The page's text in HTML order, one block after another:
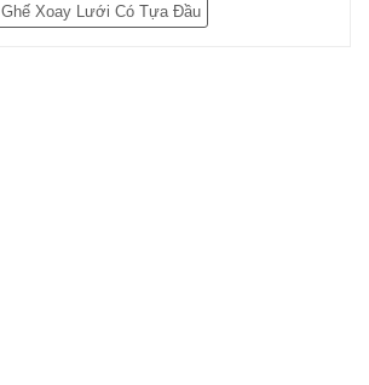
Ghế Xoay Lưới Có Tựa Đầu